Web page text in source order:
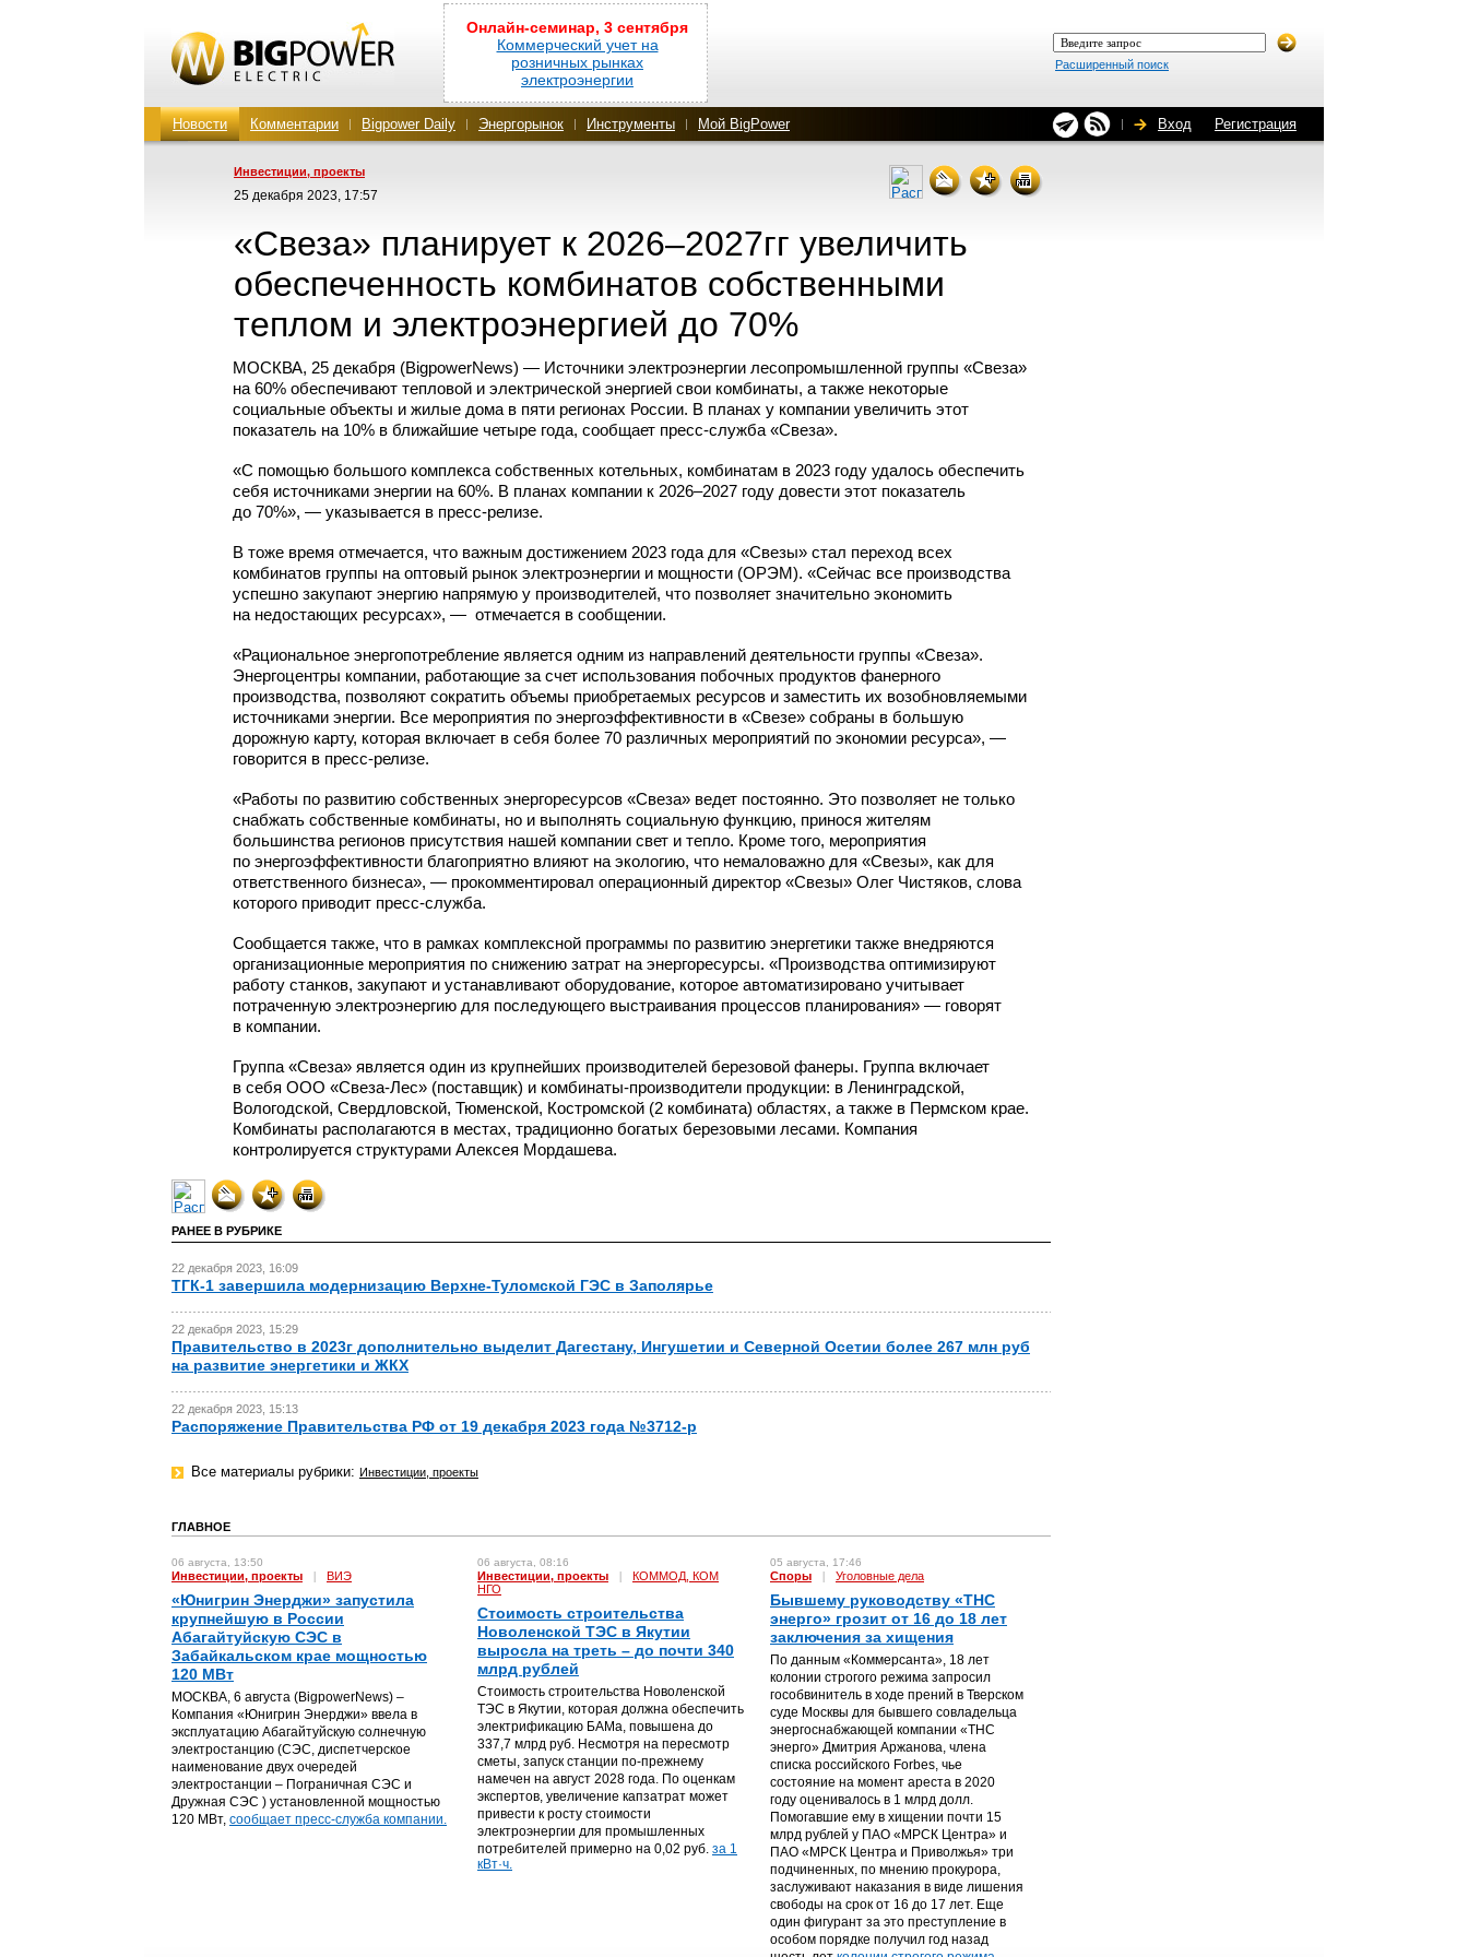
Онлайн-семинар, 3 сентября
Коммерческий учет на
розничных рынках
электроэнергии
Расширенный поиск
Новости Комментарии Bigpower Daily Энергорынок Инструменты Мой BigPower Вход Регистрация
Инвестиции, проекты
25 декабря 2023, 17:57
«Свеза» планирует к 2026–2027гг увеличить
обеспеченность комбинатов собственными
теплом и электроэнергией до 70%
МОСКВА, 25 декабря (BigpowerNews) — Источники электроэнергии лесопромышленной группы «Свеза»
на 60% обеспечивают тепловой и электрической энергией свои комбинаты, а также некоторые
социальные объекты и жилые дома в пяти регионах России. В планах у компании увеличить этот
показатель на 10% в ближайшие четыре года, сообщает пресс-служба «Свеза».
«С помощью большого комплекса собственных котельных, комбинатам в 2023 году удалось обеспечить
себя источниками энергии на 60%. В планах компании к 2026–2027 году довести этот показатель
до 70%», — указывается в пресс-релизе.
В тоже время отмечается, что важным достижением 2023 года для «Свезы» стал переход всех
комбинатов группы на оптовый рынок электроэнергии и мощности (ОРЭМ). «Сейчас все производства
успешно закупают энергию напрямую у производителей, что позволяет значительно экономить
на недостающих ресурсах», — отмечается в сообщении.
«Рациональное энергопотребление является одним из направлений деятельности группы «Свеза».
Энергоцентры компании, работающие за счет использования побочных продуктов фанерного
производства, позволяют сократить объемы приобретаемых ресурсов и заместить их возобновляемыми
источниками энергии. Все мероприятия по энергоэффективности в «Свезе» собраны в большую
дорожную карту, которая включает в себя более 70 различных мероприятий по экономии ресурса», —
говорится в пресс-релизе.
«Работы по развитию собственных энергоресурсов «Свеза» ведет постоянно. Это позволяет не только
снабжать собственные комбинаты, но и выполнять социальную функцию, принося жителям
большинства регионов присутствия нашей компании свет и тепло. Кроме того, мероприятия
по энергоэффективности благоприятно влияют на экологию, что немаловажно для «Свезы», как для
ответственного бизнеса», — прокомментировал операционный директор «Свезы» Олег Чистяков, слова
которого приводит пресс-служба.
Сообщается также, что в рамках комплексной программы по развитию энергетики также внедряются
организационные мероприятия по снижению затрат на энергоресурсы. «Производства оптимизируют
работу станков, закупают и устанавливают оборудование, которое автоматизировано учитывает
потраченную электроэнергию для последующего выстраивания процессов планирования» — говорят
в компании.
Группа «Свеза» является один из крупнейших производителей березовой фанеры. Группа включает
в себя ООО «Свеза-Лес» (поставщик) и комбинаты-производители продукции: в Ленинградской,
Вологодской, Свердловской, Тюменской, Костромской (2 комбината) областях, а также в Пермском крае.
Комбинаты располагаются в местах, традиционно богатых березовыми лесами. Компания
контролируется структурами Алексея Мордашева.
РАНЕЕ В РУБРИКЕ
22 декабря 2023, 16:09
ТГК-1 завершила модернизацию Верхне-Туломской ГЭС в Заполярье
22 декабря 2023, 15:29
Правительство в 2023г дополнительно выделит Дагестану, Ингушетии и Северной Осетии более 267 млн руб
на развитие энергетики и ЖКХ
22 декабря 2023, 15:13
Распоряжение Правительства РФ от 19 декабря 2023 года №3712-р
Все материалы рубрики: Инвестиции, проекты
ГЛАВНОЕ
06 августа, 13:50
Инвестиции, проекты | ВИЭ
«Юнигрин Энерджи» запустила
крупнейшую в России
Абагайтуйскую СЭС в
Забайкальском крае мощностью
120 МВт
МОСКВА, 6 августа (BigpowerNews) –
Компания «Юнигрин Энерджи» ввела в
эксплуатацию Абагайтуйскую солнечную
электростанцию (СЭС, диспетчерское
наименование двух очередей
электростанции – Пограничная СЭС и
Дружная СЭС ) установленной мощностью
120 МВт, сообщает пресс-служба компании.
06 августа, 08:16
Инвестиции, проекты |
КОММОД, КОМ
НГО
Стоимость строительства
Новоленской ТЭС в Якутии
выросла на треть – до почти 340
млрд рублей
Стоимость строительства Новоленской
ТЭС в Якутии, которая должна обеспечить
электрификацию БАМа, повышена до
337,7 млрд руб. Несмотря на пересмотр
сметы, запуск станции по-прежнему
намечен на август 2028 года. По оценкам
экспертов, увеличение капзатрат может
привести к росту стоимости
электроэнергии для промышленных
потребителей примерно на 0,02 руб. за 1
кВт·ч.
05 августа, 17:46
Споры | Уголовные дела
Бывшему руководству «ТНС
энерго» грозит от 16 до 18 лет
заключения за хищения
По данным «Коммерсанта», 18 лет
колонии строгого режима запросил
гособвинитель в ходе прений в Тверском
суде Москвы для бывшего совладельца
энергоснабжающей компании «ТНС
энерго» Дмитрия Аржанова, члена
списка российского Forbes, чье
состояние на момент ареста в 2020
году оценивалось в 1 млрд долл.
Помогавшие ему в хищении почти 15
млрд рублей у ПАО «МРСК Центра» и
ПАО «МРСК Центра и Приволжья» три
подчиненных, по мнению прокурора,
заслуживают наказания в виде лишения
свободы на срок от 16 до 17 лет. Еще
один фигурант за это преступление в
особом порядке получил год назад